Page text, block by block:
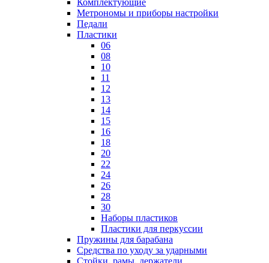
Комплектующие
Метрономы и приборы настройки
Педали
Пластики
06
08
10
11
12
13
14
15
16
18
20
22
24
26
28
30
Наборы пластиков
Пластики для перкуссии
Пружины для барабана
Средства по уходу за ударными
Стойки, рамы, держатели